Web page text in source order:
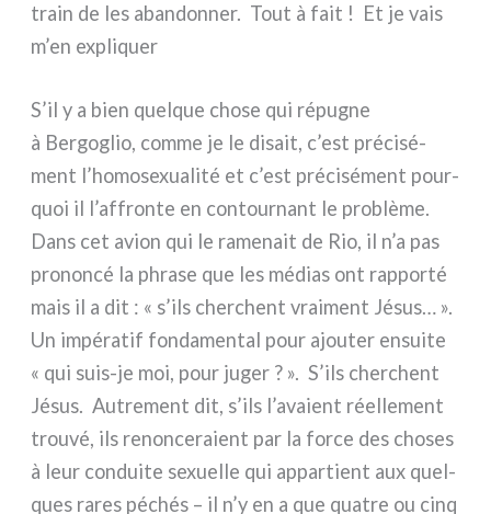
train de les aban­don­ner. Tout à fait ! Et je vais
m’en expli­quer
S’il y a bien quel­que cho­se qui répu­gne
à Bergoglio, com­me je le disait, c’est pré­ci­sé­
ment l’homosexualité et c’est pré­ci­sé­ment pour­
quoi il l’affronte en con­tour­nant le pro­blè­me.
Dans cet avion qui le rame­nait de Rio, il n’a pas
pro­non­cé la phra­se que les médias ont rap­por­té
mais il a dit : « s’ils cher­chent vrai­ment Jésus… ».
Un impé­ra­tif fon­da­men­tal pour ajou­ter ensui­te
« qui suis-je moi, pour juger ? ». S’ils cher­chent
Jésus. Autrement dit, s’ils l’avaient réel­le­ment
trou­vé, ils renon­ce­ra­ient par la for­ce des cho­ses
à leur con­dui­te sexuel­le qui appar­tient aux quel­
ques rares péchés – il n’y en a que qua­tre ou cinq